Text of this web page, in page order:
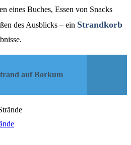
eines Buches, Essen von Snacks
des Ausblicks – ein Strandkorb
auf Borkum